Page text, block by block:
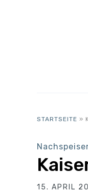
STARTSEITE »
15. APRIL